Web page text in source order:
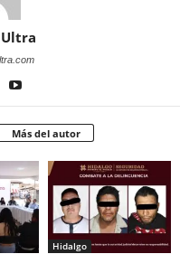
Más del autor
Hidalgo